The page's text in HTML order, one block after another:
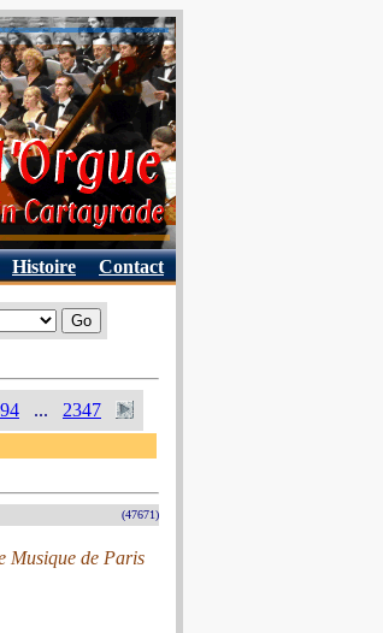
Histoire Contact
... 2347
(47671)
Musique de Paris